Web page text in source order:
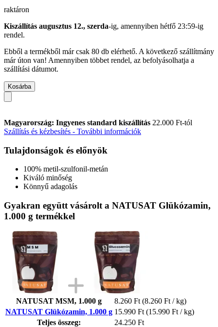
raktáron
Kiszállítás augusztus 12., szerda-ig, amennyiben hétfő 23:59-ig
rendel.
Ebből a termékből már csak 80 db elérhető. A következő szállítmány
már úton van! Amennyiben többet rendel, az befolyásolhatja a
szállítási dátumot.
Kosárba
Magyarország: Ingyenes standard kiszállítás 22.000 Ft-tól
Szállítás és kézbesítés - További információk
Tulajdonságok és előnyök
100% metil-szulfonil-metán
Kiváló minőség
Könnyű adagolás
Gyakran együtt vásárolt a NATUSAT Glükózamin,
1.000 g termékkel
NATUSAT MSM, 1.000 g 8.260 Ft (8.260 Ft / kg)
NATUSAT Glükózamin, 1.000 g 15.990 Ft (15.990 Ft / kg)
Teljes összeg:
24.250 Ft